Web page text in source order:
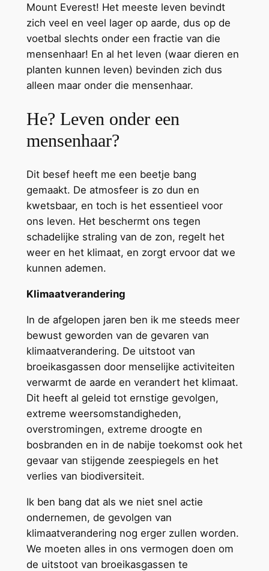
Mount Everest! Het meeste leven bevindt
zich veel en veel lager op aarde, dus op de
voetbal slechts onder een fractie van die
mensenhaar! En al het leven (waar dieren en
planten kunnen leven) bevinden zich dus
alleen maar onder die mensenhaar.
He? Leven onder een
mensenhaar?
Dit besef heeft me een beetje bang
gemaakt. De atmosfeer is zo dun en
kwetsbaar, en toch is het essentieel voor
ons leven. Het beschermt ons tegen
schadelijke straling van de zon, regelt het
weer en het klimaat, en zorgt ervoor dat we
kunnen ademen.
Klimaatverandering
In de afgelopen jaren ben ik me steeds meer
bewust geworden van de gevaren van
klimaatverandering. De uitstoot van
broeikasgassen door menselijke activiteiten
verwarmt de aarde en verandert het klimaat.
Dit heeft al geleid tot ernstige gevolgen,
extreme weersomstandigheden,
overstromingen, extreme droogte en
bosbranden en in de nabije toekomst ook het
gevaar van stijgende zeespiegels en het
verlies van biodiversiteit.
Ik ben bang dat als we niet snel actie
ondernemen, de gevolgen van
klimaatverandering nog erger zullen worden.
We moeten alles in ons vermogen doen om
de uitstoot van broeikasgassen te